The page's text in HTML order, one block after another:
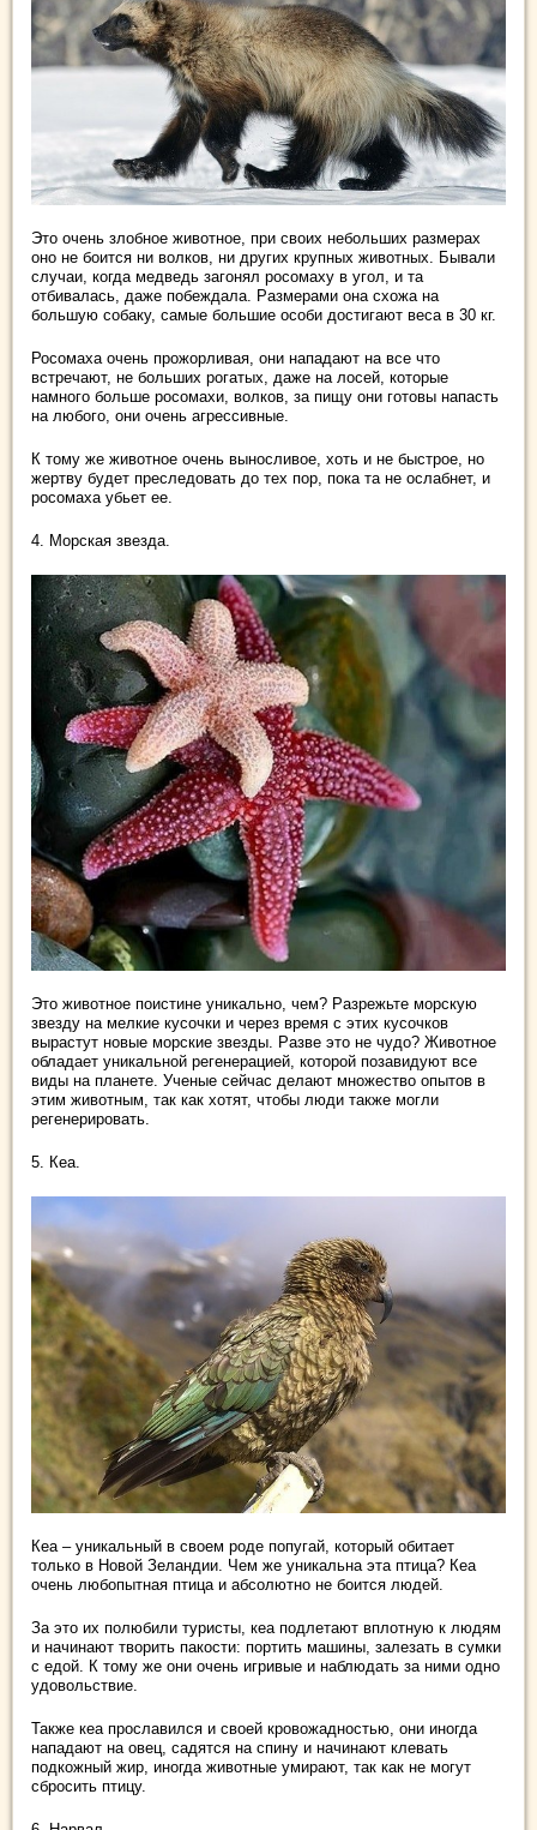
Это очень злобное животное, при своих небольших размерах
оно не боится ни волков, ни других крупных животных. Бывали
случаи, когда медведь загонял росомаху в угол, и та
отбивалась, даже побеждала. Размерами она схожа на
большую собаку, самые большие особи достигают веса в 30 кг.
Росомаха очень прожорливая, они нападают на все что
встречают, не больших рогатых, даже на лосей, которые
намного больше росомахи, волков, за пищу они готовы напасть
на любого, они очень агрессивные.
К тому же животное очень выносливое, хоть и не быстрое, но
жертву будет преследовать до тех пор, пока та не ослабнет, и
росомаха убьет ее.
4. Морская звезда.
Это животное поистине уникально, чем? Разрежьте морскую
звезду на мелкие кусочки и через время с этих кусочков
вырастут новые морские звезды. Разве это не чудо? Животное
обладает уникальной регенерацией, которой позавидуют все
виды на планете. Ученые сейчас делают множество опытов в
этим животным, так как хотят, чтобы люди также могли
регенерировать.
5. Кеа.
Кеа – уникальный в своем роде попугай, который обитает
только в Новой Зеландии. Чем же уникальна эта птица? Кеа
очень любопытная птица и абсолютно не боится людей.
За это их полюбили туристы, кеа подлетают вплотную к людям
и начинают творить пакости: портить машины, залезать в сумки
с едой. К тому же они очень игривые и наблюдать за ними одно
удовольствие.
Также кеа прославился и своей кровожадностью, они иногда
нападают на овец, садятся на спину и начинают клевать
подкожный жир, иногда животные умирают, так как не могут
сбросить птицу.